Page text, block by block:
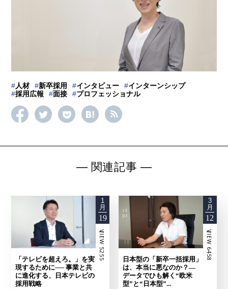
#人材 #新卒採用 #インタビュー #インターンシップ
#採用広報 #面接 #プロフェッショナル
― 関連記事 ―
「テレビを超えろ。」を実
現するために── 事業と共
に進化する、日本テレビの
採用戦略
1
月
19
ーVIEW 5255
日本型の「新卒一括採用」
は、本当に悪なのか？―
データでひも解く“欧米
型”と“日本型”...
3
月
12
ーVIEW 6458